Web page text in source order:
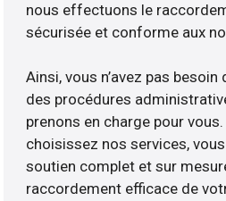
nous effectuons le
sécurisée et conforme aux
Ainsi, vous n’avez pas
des procédures
prenons en charge pour
choisissez nos services,
soutien complet et sur
raccordement efficace de